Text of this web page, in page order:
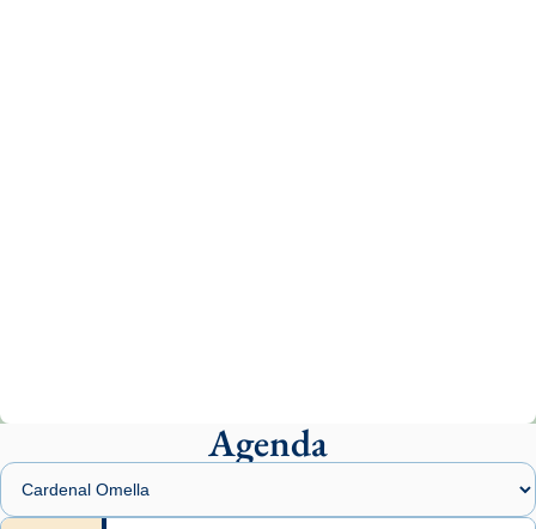
presidit aquest 27 de juliol la missa de Les
Santes de Mataró.
🔗
Agenda